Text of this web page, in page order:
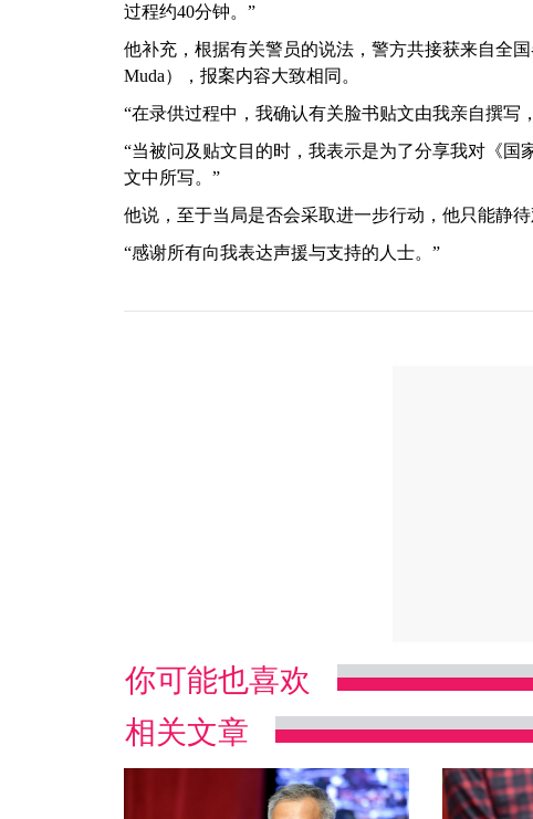
过程约40分钟。”
他补充，根据有关警员的说法，警方共接获来自全
Muda），报案内容大致相同。
“在录供过程中，我确认有关脸书贴文由我亲自撰写
“当被问及贴文目的时，我表示是为了分享我对《
文中所写。”
他说，至于当局是否会采取进一步行动，他只能静待
“感谢所有向我表达声援与支持的人士。”
你可能也喜欢
相关文章